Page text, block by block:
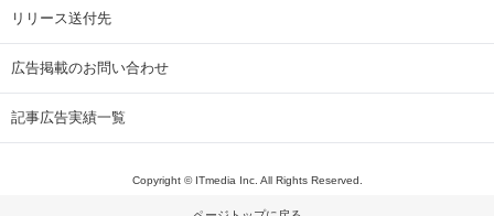
リリース送付先
広告掲載のお問い合わせ
記事広告実績一覧
Copyright © ITmedia Inc. All Rights Reserved.